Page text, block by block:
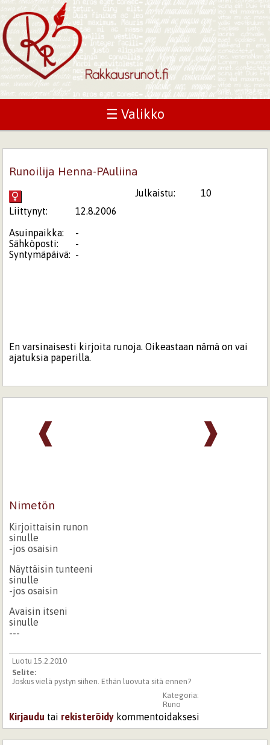
☰ Valikko
Runoilija Henna-PAuliina
Julkaistu:
10
Liittynyt:
12.8.2006
Asuinpaikka:
-
Sähköposti:
-
Syntymäpäivä: -
En varsinaisesti kirjoita runoja. Oikeastaan nämä on vai
ajatuksia paperilla.
❱
❰
Nimetön
Kirjoittaisin runon
sinulle
-jos osaisin
Näyttäisin tunteeni
sinulle
-jos osaisin
Avaisin itseni
sinulle
---
Luotu 15.2.2010
Selite:
Joskus vielä pystyn siihen. Ethän luovuta sitä ennen?
Kategoria:
Runo
Kirjaudu tai rekisteröidy kommentoidaksesi